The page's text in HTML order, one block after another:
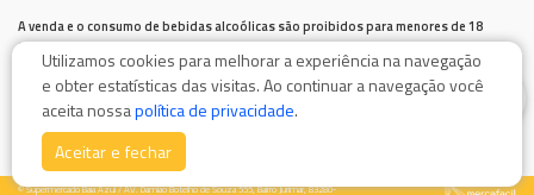
A venda e o consumo de bebidas alcoólicas são proibidos para menores de 18
anos.
Bebida alcoólica pode causar dependência química e, em excesso, provoca graves males à saúde.
Beba com moderação
© Supermercado Baía Azul / AV. Damiao Botelho de Souza 555, Bairro Jurimar, 83280-
Utilizamos cookies para melhorar a experiência na navegação
e obter estatísticas das visitas. Ao continuar a navegação você
aceita nossapolítica de privacidade.
Aceitar e fechar